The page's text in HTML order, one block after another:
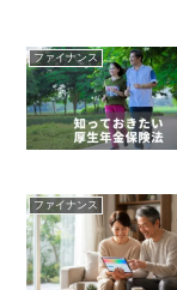
ファイナンス
ファイナンス